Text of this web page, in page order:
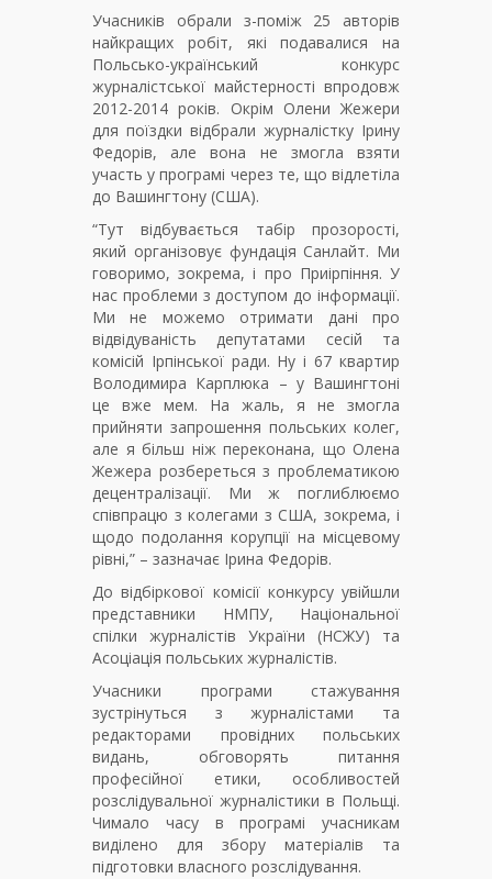
Учасників обрали з-поміж 25 авторів
найкращих робіт, які подавалися на
Польсько-український конкурс
журналістської майстерності впродовж
2012-2014 років. Окрім Олени Жежери
для поїздки відбрали журналістку Ірину
Федорів, але вона не змогла взяти
участь у програмі через те, що відлетіла
до Вашингтону (США).
“Тут відбувається табір прозорості,
який організовує фундація Санлайт. Ми
говоримо, зокрема, і про Приірпіння. У
нас проблеми з доступом до інформації.
Ми не можемо отримати дані про
відвідуваність депутатами сесій та
комісій Ірпінської ради. Ну і 67 квартир
Володимира Карплюка – у Вашингтоні
це вже мем. На жаль, я не змогла
прийняти запрошення польських колег,
але я більш ніж переконана, що Олена
Жежера розбереться з проблематикою
децентралізації. Ми ж поглиблюємо
співпрацю з колегами з США, зокрема, і
щодо подолання корупції на місцевому
рівні,” – зазначає Ірина Федорів.
До відбіркової комісії конкурсу увійшли
представники НМПУ, Національної
спілки журналістів України (НСЖУ) та
Асоціація польських журналістів.
Учасники програми стажування
зустрінуться з журналістами та
редакторами провідних польських
видань, обговорять питання
професійної етики, особливостей
розслідувальної журналістики в Польщі.
Чимало часу в програмі учасникам
виділено для збору матеріалів та
підготовки власного розслідування.